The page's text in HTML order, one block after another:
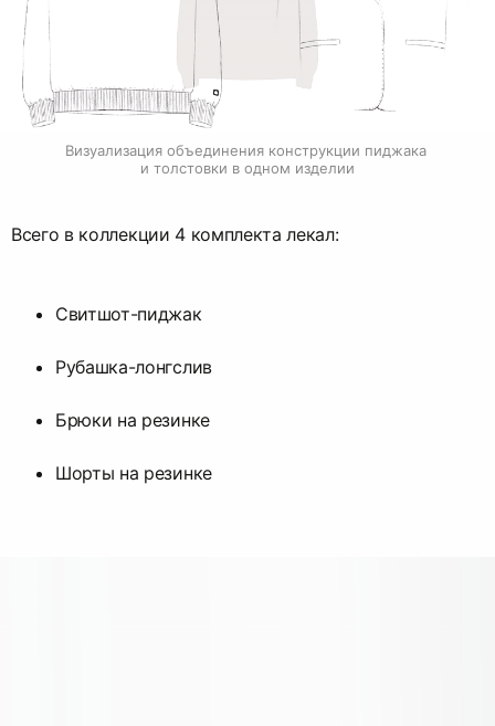
Визуализация объединения конструкции пиджака
и толстовки в одном изделии
Всего в коллекции 4 комплекта лекал:
Свитшот-пиджак
Рубашка-лонгслив
Брюки на резинке
Шорты на резинке